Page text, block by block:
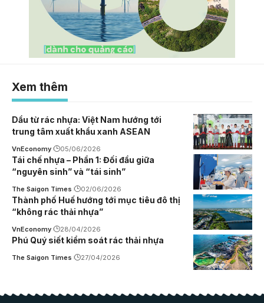
Xem thêm
Dầu từ rác nhựa: Việt Nam hướng tới
trung tâm xuất khẩu xanh ASEAN
VnEconomy 05/06/2026
Tái chế nhựa – Phần 1: Đối đầu giữa
“nguyên sinh” và “tái sinh”
The Saigon Times 02/06/2026
Thành phố Huế hướng tới mục tiêu đô thị
“không rác thải nhựa”
VnEconomy 28/04/2026
Phú Quý siết kiểm soát rác thải nhựa
The Saigon Times 27/04/2026